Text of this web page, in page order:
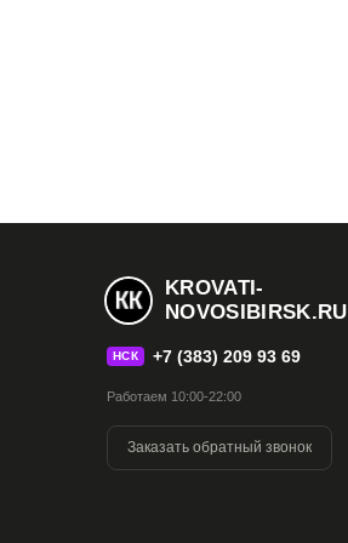
KROVATI-
NOVOSIBIRSK.RU
НСК +7 (383) 209 93 69
Работаем 10:00-22:00
Заказать обратный звонок